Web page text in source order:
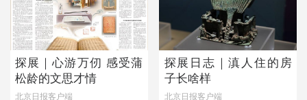
探展｜心游万仞 感受蒲
松龄的文思才情
北京日报客户端
探展日志｜滇人住的房
子长啥样
北京日报客户端